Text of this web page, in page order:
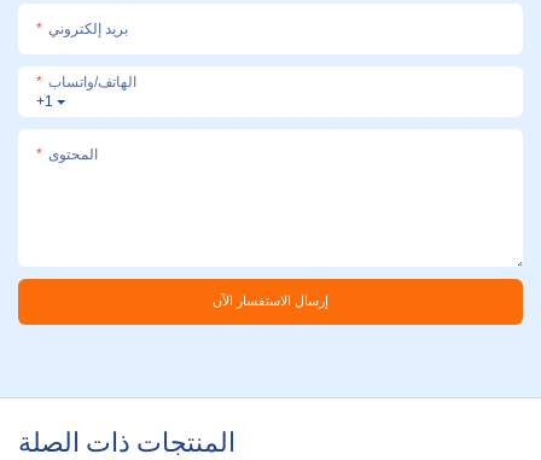
بريد إلكتروني
+1
الهاتف/واتساب
المحتوى
إرسال الاستفسار الآن
المنتجات ذات الصلة